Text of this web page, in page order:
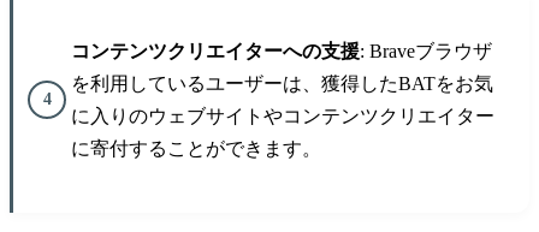
コンテンツクリエイターへの支援: Braveブラウザ
を利用しているユーザーは、獲得したBATをお気
に入りのウェブサイトやコンテンツクリエイター
に寄付することができます。